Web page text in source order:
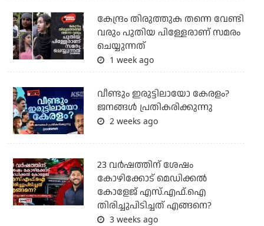
കേന്ദ്രം തിരുത്തുക തന്നെ വേണ്ടി
വരും പുതിയ പിള്ളേരാണ് സമരം
ചെയ്യുന്നത്
1 week ago
വീണ്ടും ഇരുട്ടിലായോ കേരളം?
ജനങ്ങൾ പ്രതികരിക്കുന്നു
2 weeks ago
23 വർഷത്തിന് ശേഷം
കോഴിക്കോട് മെഡിക്കൽ
കോളേജ് എസ്.എഫ്.ഐ
തിരിച്ചുപിടിച്ചത് എങ്ങനെ?
3 weeks ago